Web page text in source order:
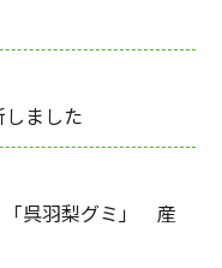
ました
呉羽梨グミ」 産